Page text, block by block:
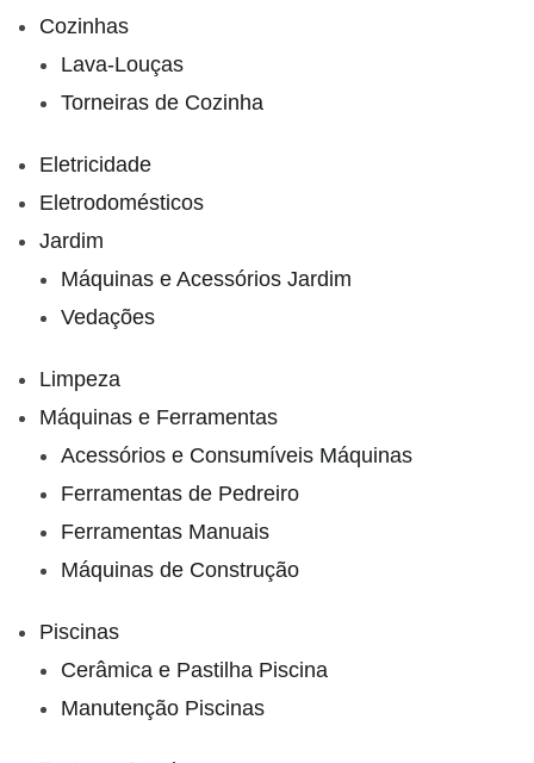
Cozinhas
Lava-Louças
Torneiras de Cozinha
Eletricidade
Eletrodomésticos
Jardim
Máquinas e Acessórios Jardim
Vedações
Limpeza
Máquinas e Ferramentas
Acessórios e Consumíveis Máquinas
Ferramentas de Pedreiro
Ferramentas Manuais
Máquinas de Construção
Piscinas
Cerâmica e Pastilha Piscina
Manutenção Piscinas